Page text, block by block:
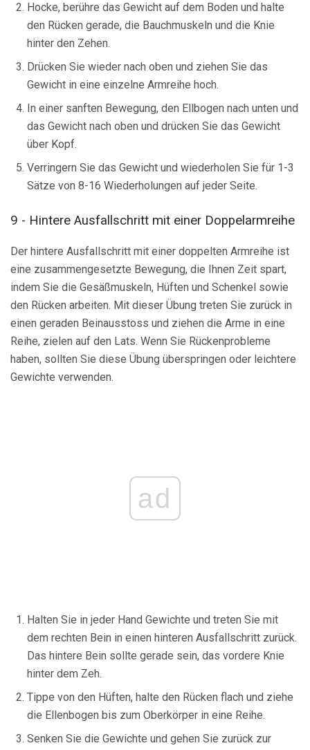
Hocke, berühre das Gewicht auf dem Boden und halte
den Rücken gerade, die Bauchmuskeln und die Knie
hinter den Zehen.
Drücken Sie wieder nach oben und ziehen Sie das
Gewicht in eine einzelne Armreihe hoch.
In einer sanften Bewegung, den Ellbogen nach unten und
das Gewicht nach oben und drücken Sie das Gewicht
über Kopf.
Verringern Sie das Gewicht und wiederholen Sie für 1-3
Sätze von 8-16 Wiederholungen auf jeder Seite.
9 - Hintere Ausfallschritt mit einer Doppelarmreihe
Der hintere Ausfallschritt mit einer doppelten Armreihe ist
eine zusammengesetzte Bewegung, die Ihnen Zeit spart,
indem Sie die Gesäßmuskeln, Hüften und Schenkel sowie
den Rücken arbeiten. Mit dieser Übung treten Sie zurück in
einen geraden Beinausstoss und ziehen die Arme in eine
Reihe, zielen auf den Lats. Wenn Sie Rückenprobleme
haben, sollten Sie diese Übung überspringen oder leichtere
Gewichte verwenden.
ad
Halten Sie in jeder Hand Gewichte und treten Sie mit
dem rechten Bein in einen hinteren Ausfallschritt zurück.
Das hintere Bein sollte gerade sein, das vordere Knie
hinter dem Zeh.
Tippe von den Hüften, halte den Rücken flach und ziehe
die Ellenbogen bis zum Oberkörper in eine Reihe.
Senken Sie die Gewichte und gehen Sie zurück zur